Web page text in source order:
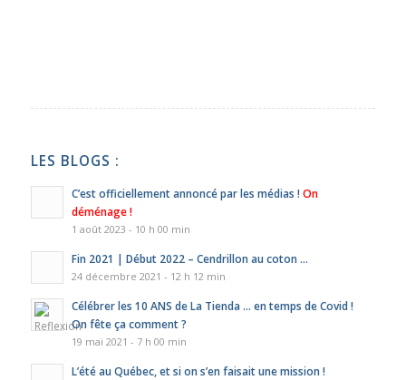
LES BLOGS :
C’est officiellement annoncé par les médias ! On
déménage !
1 août 2023 - 10 h 00 min
Fin 2021 | Début 2022 – Cendrillon au coton …
24 décembre 2021 - 12 h 12 min
Célébrer les 10 ANS de La Tienda … en temps de Covid !
On fête ça comment ?
19 mai 2021 - 7 h 00 min
L’été au Québec, et si on s’en faisait une mission !